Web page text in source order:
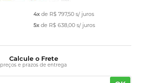
4x de R$ 797,50 s/ juros
5x de R$ 638,00 s/ juros
Calcule o Frete
preços e prazos de entrega